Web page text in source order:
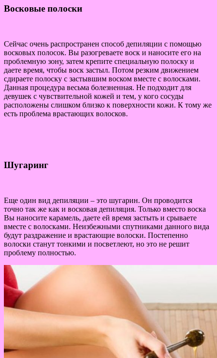
Восковые полоски
Сейчас очень распространен способ депиляции с помощью
восковых полосок. Вы разогреваете воск и наносите его на
проблемную зону, затем крепите специальную полоску и
даете время, чтобы воск застыл. Потом резким движением
сдираете полоску с застывшим воском вместе с волосками.
Данная процедура весьма болезненная. Не подходит для
девушек с чувствительной кожей и тем, у кого сосуды
расположены слишком близко к поверхности кожи. К тому же
есть проблема врастающих волосков.
Шугаринг
Еще один вид депиляции – это шугарин. Он проводится
точно так же как и восковая депиляция. Только вместо воска
Вы наносите карамель, даете ей время застыть и срываете
вместе с волосками. Неизбежными спутниками данного вида
будут раздражение и врастающие волоски. Постепенно
волоски станут тонкими и посветлеют, но это не решит
проблему полностью.